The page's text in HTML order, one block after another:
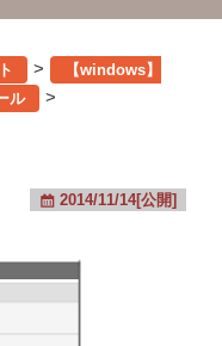
>
【windows】
ル
>
2014/11/14[公開]